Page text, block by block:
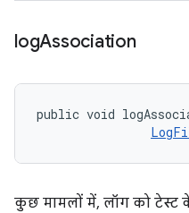
logAssociation
public void
कुछ मामलों में, लॉग को टेस्ट